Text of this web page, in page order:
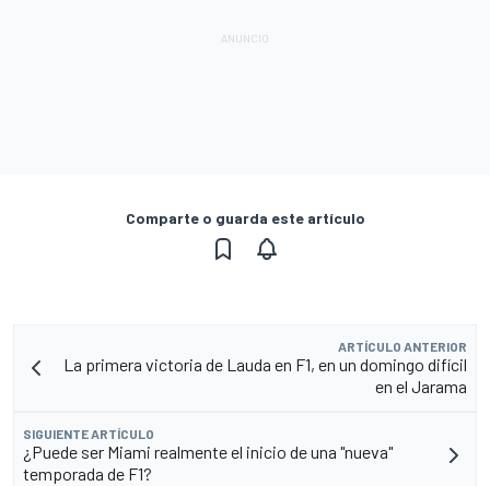
Comparte o guarda este artículo
ARTÍCULO ANTERIOR
La primera victoria de Lauda en F1, en un domingo difícil
en el Jarama
SIGUIENTE ARTÍCULO
¿Puede ser Miami realmente el inicio de una "nueva"
temporada de F1?